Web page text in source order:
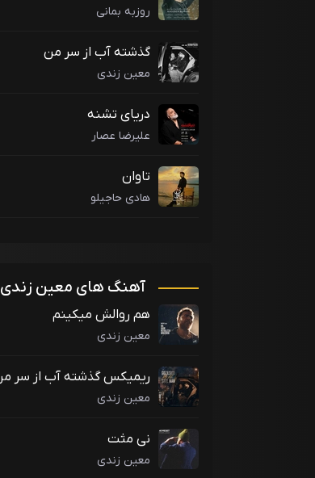
روزبه بمانی
گذشته آب از سر من
معین زندی
دریای تشنه
علیرضا عصار
تاوان
هادی حاجیلو
آهنگ های معین زندی
هم روالش میکینم
معین زندی
ریمیکس گذشته آب از سر من
معین زندی
نی مثت
معین زندی